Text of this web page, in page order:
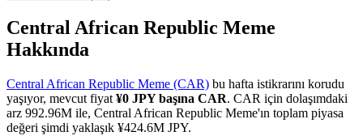
Kripto Para Vadeli İşlemleri
Central African Republic Meme
Hakkında
Central African Republic Meme (CAR) bu hafta istikrarını korudu
yaşıyor, mevcut fiyat ¥0 JPY başına CAR. CAR için dolaşımdaki
arz 992.96M ile, Central African Republic Meme'ın toplam piyasa
değeri şimdi yaklaşık ¥424.6M JPY.